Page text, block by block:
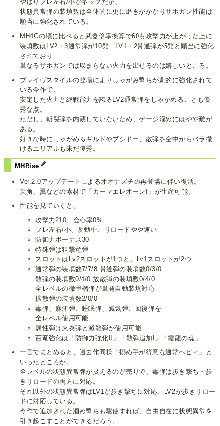
やはりブレ左右/小がネックだが、
状態異常弾の装填数は全体的に更に磨きがかかりサポガン性能は
順当に強化されている。
MH4Gの頃に比べると武器倍率換算で60も攻撃力が上がった上に
装填数はLV2・3通常弾が10発、LV1・2貫通弾が5発と順当に強化
されており
単なるサポガンでは収まらない火力を出せるのは嬉しいところ。
ブレイヴスタイルの登場によりしゃがみ撃ちが劇的に強化されて
いる今作で、
安定した火力と継戦能力を誇るLV2通常弾をしゃがめることも優
秀な点。
ただし、斬裂弾を内蔵していないため、ゲージ溜めにはやや難が
ある。
好きな時にしゃがめるギルドやブシドー 、散弾を空中からバラ撒
けるエリアルも未だ優秀。
MHRise
Ver.2.0アップデートによるオオナズチの再登場に伴い復活。
尖角、翼などの素材で「カーマエレオーンI」が生産可能。
性能を見ていくと、
攻撃力210、会心率0%
ブレ左右/小、反動中、リロードやや速い
防御力ボーナス30
特殊弾は狙撃竜弾
スロットはLv2スロットが1つと、Lv1スロットが2つ
通常弾の装填数7/7/8 貫通弾の装填数0/3/0
散弾の装填数0/4/0 放散弾の装填数0/4/0
全レベルの徹甲榴弾が単発自動装填対応
拡散弾の装填数2/0/0
毒弾、麻痺弾、睡眠弾、減気弾、回復弾を
全レベル使用可能
属性弾は火炎弾と滅龍弾が使用可能
百竜強化は「防御力強化II」「散弾追加I」「 霞龍の魂 」
一言でまとめると、過去作同様「搦め手が得意な通常ヘビィ」と
いったところか。
全レベルの状態異常弾が扱えるのが売りで、毒弾は歩き撃ち・歩
きリロードの両方に対応。
それ以外の状態異常弾はLV1が歩き撃ちに対応、LV2が歩きリロー
ドに対応している。
今作で追加された溜め撃ちも駆使すれば、自由自在に状態異常を
引き起こすことができるだろう。